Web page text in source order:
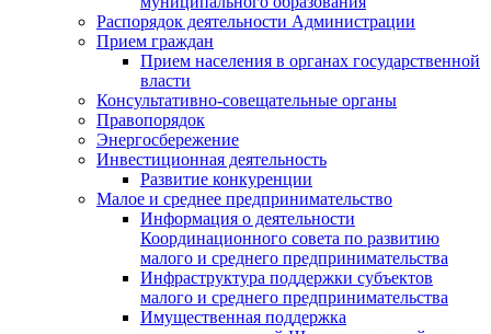
Распорядок деятельности Администрации
Прием граждан
Прием населения в органах государственной
власти
Консультативно-совещательные органы
Правопорядок
Энергосбережение
Инвестиционная деятельность
Развитие конкуренции
Малое и среднее предпринимательство
Информация о деятельности
Координационного совета по развитию
малого и среднего предпринимательства
Инфраструктура поддержки субъектов
малого и среднего предпринимательства
Имущественная поддержка